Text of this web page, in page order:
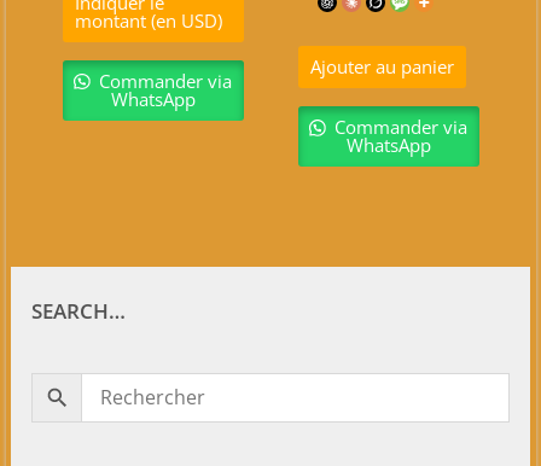
montant (en USD)
Commander via
WhatsApp
Ajouter au panier
Commander via
WhatsApp
SEARCH…